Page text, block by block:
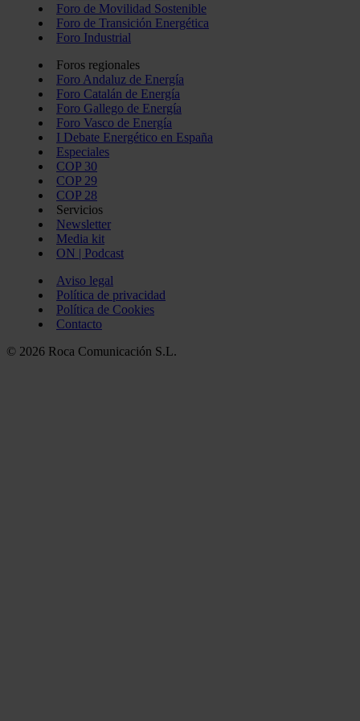
Foro de Movilidad Sostenible
Foro de Transición Energética
Foro Industrial
Foros regionales
Foro Andaluz de Energía
Foro Catalán de Energía
Foro Gallego de Energía
Foro Vasco de Energía
I Debate Energético en España
Especiales
COP 30
COP 29
COP 28
Servicios
Newsletter
Media kit
ON | Podcast
Aviso legal
Política de privacidad
Política de Cookies
Contacto
© 2026 Roca Comunicación S.L.